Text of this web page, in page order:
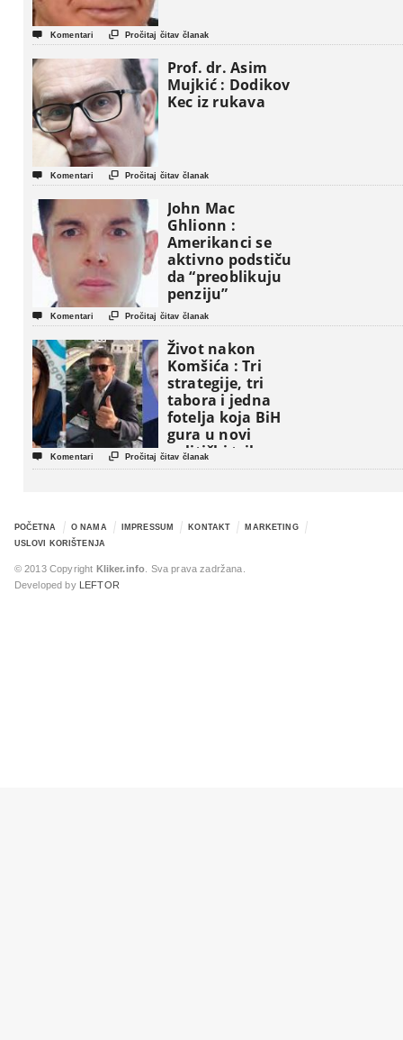
 Komentari  Pročitaj čitav članak
Prof. dr. Asim
Mujkić : Dodikov
Kec iz rukava
 Komentari  Pročitaj čitav članak
John Mac
Ghlionn :
Amerikanci se
aktivno podstiču
da “preoblikuju
penziju”
 Komentari  Pročitaj čitav članak
Život nakon
Komšića : Tri
strategije, tri
tabora i jedna
fotelja koja BiH
gura u novi
politički triler
 Komentari  Pročitaj čitav članak
POČETNA O NAMA IMPRESSUM KONTAKT
MARKETING
USLOVI KORIŠTENJA
© 2013 Copyright Kliker.info . Sva prava zadržana.
Developed by
LEFTOR